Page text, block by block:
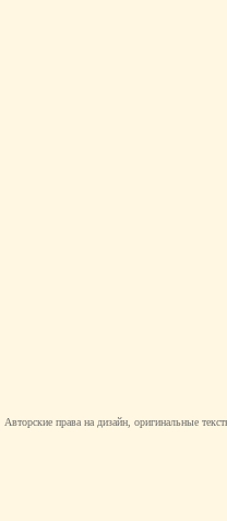
Авторские права на дизайн, оригинальные